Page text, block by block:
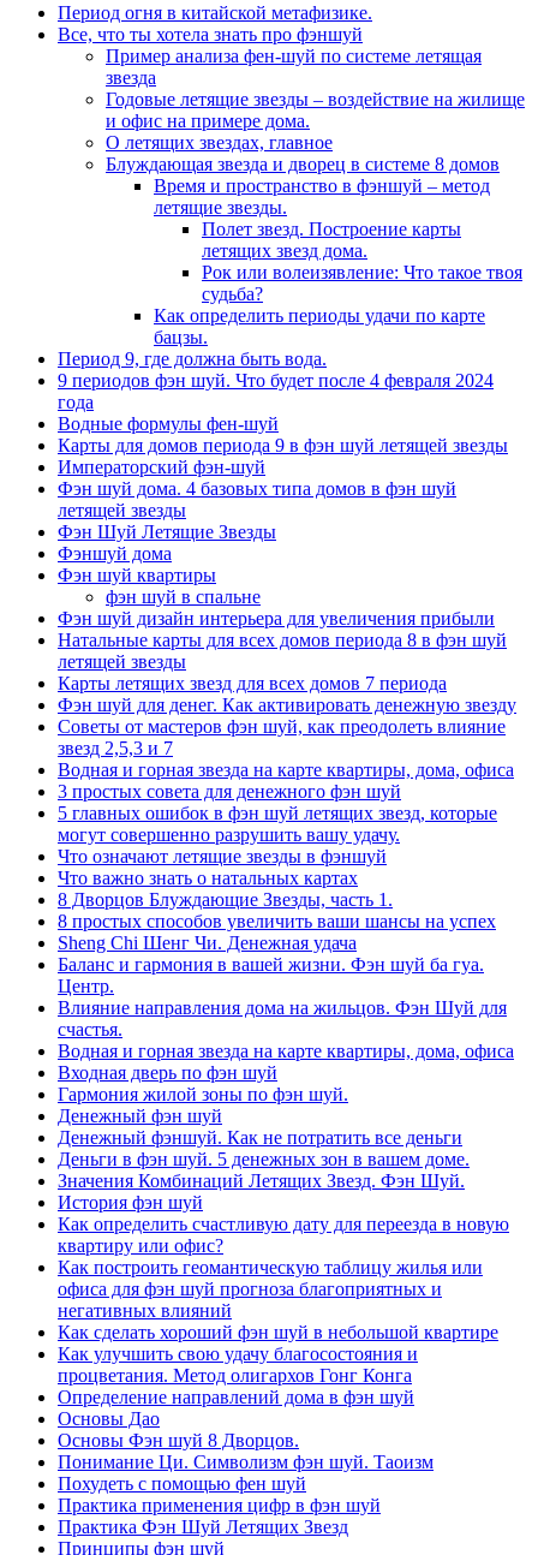
Период огня в китайской метафизике.
Все, что ты хотела знать про фэншуй
Пример анализа фен-шуй по системе летящая
звезда
Годовые летящие звезды – воздействие на жилище
и офис на примере дома.
О летящих звездах, главное
Блуждающая звезда и дворец в системе 8 домов
Время и пространство в фэншуй – метод
летящие звезды.
Полет звезд. Построение карты
летящих звезд дома.
Рок или волеизявление: Что такое твоя
судьба?
Как определить периоды удачи по карте
бацзы.
Период 9, где должна быть вода.
9 периодов фэн шуй. Что будет после 4 февраля 2024
года
Водные формулы фен-шуй
Карты для домов периода 9 в фэн шуй летящей звезды
Императорский фэн-шуй
Фэн шуй дома. 4 базовых типа домов в фэн шуй
летящей звезды
Фэн Шуй Летящие Звезды
Фэншуй дома
Фэн шуй квартиры
фэн шуй в спальне
Фэн шуй дизайн интерьера для увеличения прибыли
Натальные карты для всех домов периода 8 в фэн шуй
летящей звезды
Карты летящих звезд для всех домов 7 периода
Фэн шуй для денег. Как активировать денежную звезду
Советы от мастеров фэн шуй, как преодолеть влияние
звезд 2,5,3 и 7
Водная и горная звезда на карте квартиры, дома, офиса
3 простых совета для денежного фэн шуй
5 главных ошибок в фэн шуй летящих звезд, которые
могут совершенно разрушить вашу удачу.
Что означают летящие звезды в фэншуй
Что важно знать о натальных картах
8 Дворцов Блуждающие Звезды, часть 1.
8 простых способов увеличить ваши шансы на успех
Sheng Chi Шенг Чи. Денежная удача
Баланс и гармония в вашей жизни. Фэн шуй ба гуа.
Центр.
Влияние направления дома на жильцов. Фэн Шуй для
счастья.
Водная и горная звезда на карте квартиры, дома, офиса
Входная дверь по фэн шуй
Гармония жилой зоны по фэн шуй.
Денежный фэн шуй
Денежный фэншуй. Как не потратить все деньги
Деньги в фэн шуй. 5 денежных зон в вашем доме.
Значения Комбинаций Летящих Звезд. Фэн Шуй.
История фэн шуй
Как определить счастливую дату для переезда в новую
квартиру или офис?
Как построить геомантическую таблицу жилья или
офиса для фэн шуй прогноза благоприятных и
негативных влияний
Как сделать хороший фэн шуй в небольшой квартире
Как улучшить свою удачу благосостояния и
процветания. Метод олигархов Гонг Конга
Определение направлений дома в фэн шуй
Основы Дао
Основы Фэн шуй 8 Дворцов.
Понимание Ци. Символизм фэн шуй. Таоизм
Похудеть с помощью фен шуй
Практика применения цифр в фэн шуй
Практика Фэн Шуй Летящих Звезд
Принципы фэн шуй